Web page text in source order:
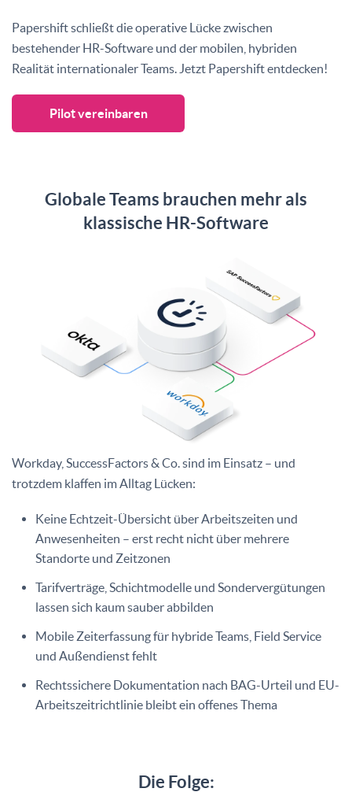
Papershift schließt die operative Lücke zwischen
bestehender HR-Software und der mobilen, hybriden
Realität internationaler Teams. Jetzt Papershift entdecken!
Pilot vereinbaren
Globale Teams brauchen mehr als
klassische HR-Software
Workday, SuccessFactors & Co. sind im Einsatz – und
trotzdem klaffen im Alltag Lücken:
Keine Echtzeit-Übersicht über Arbeitszeiten und
Anwesenheiten – erst recht nicht über mehrere
Standorte und Zeitzonen
Tarifverträge, Schichtmodelle und Sondervergütungen
lassen sich kaum sauber abbilden
Mobile Zeiterfassung für hybride Teams, Field Service
und Außendienst fehlt
Rechtssichere Dokumentation nach BAG-Urteil und EU-
Arbeitszeitrichtlinie bleibt ein offenes Thema
Die Folge: